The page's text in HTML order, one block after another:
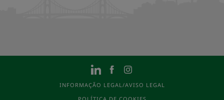
INFORMAÇÃO LEGAL/AVISO LEGAL